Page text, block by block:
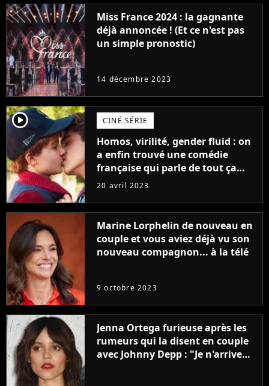
Miss France 2024 : la gagnante
déjà annoncée ! (Et ce n'est pas
un simple pronostic)
14 décembre 2023
player2 CINÉ SÉRIE
Homos, virilité, gender fluid : on
a enfin trouvé une comédie
française qui parle de tout ça
sans être super ringarde
20 avril 2023
Marine Lorphelin de nouveau en
couple et vous aviez déjà vu son
nouveau compagnon... à la télé
9 octobre 2023
Jenna Ortega furieuse après les
rumeurs qui la disent en couple
avec Johnny Depp : "Je n'arrive